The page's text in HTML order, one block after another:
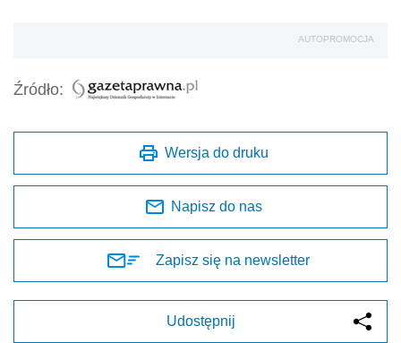
AUTOPROMOCJA
Źródło:
Wersja do druku
Napisz do nas
Zapisz się na newsletter
Udostępnij